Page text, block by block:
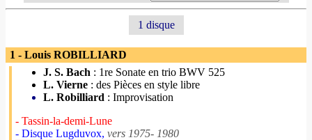
1 disque
1 - Louis ROBILLIARD
J. S. Bach : 1re Sonate en trio BWV 525
L. Vierne : des Pièces en style libre
L. Robilliard : Improvisation
- Tassin-la-demi-Lune
- Disque Lugduvox, vers 1975- 1980